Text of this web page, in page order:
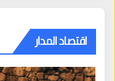
اقتصاد المدار